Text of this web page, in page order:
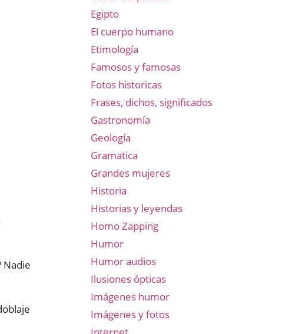
Nadie
Egipto
El cuerpo humano
Etimología
Famosos y famosas
Fotos historicas
Frases, dichos, significados
Gastronomía
Geología
Gramatica
Grandes mujeres
Historia
Historias y leyendas
Homo Zapping
Humor
Humor audios
Ilusiones ópticas
Imágenes humor
Imágenes y fotos